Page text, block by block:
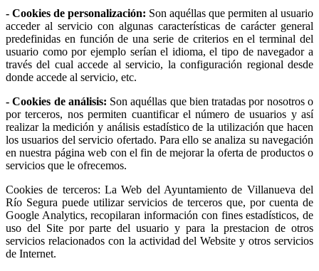
- Cookies de personalización: Son aquéllas que permiten al usuario
acceder al servicio con algunas características de carácter general
predefinidas en función de una serie de criterios en el terminal del
usuario como por ejemplo serían el idioma, el tipo de navegador a
través del cual accede al servicio, la configuración regional desde
donde accede al servicio, etc.
- Cookies de análisis: Son aquéllas que bien tratadas por nosotros o
por terceros, nos permiten cuantificar el número de usuarios y así
realizar la medición y análisis estadístico de la utilización que hacen
los usuarios del servicio ofertado. Para ello se analiza su navegación
en nuestra página web con el fin de mejorar la oferta de productos o
servicios que le ofrecemos.
Cookies de terceros: La Web del Ayuntamiento de Villanueva del
Río Segura puede utilizar servicios de terceros que, por cuenta de
Google Analytics, recopilaran información con fines estadísticos, de
uso del Site por parte del usuario y para la prestacion de otros
servicios relacionados con la actividad del Website y otros servicios
de Internet.